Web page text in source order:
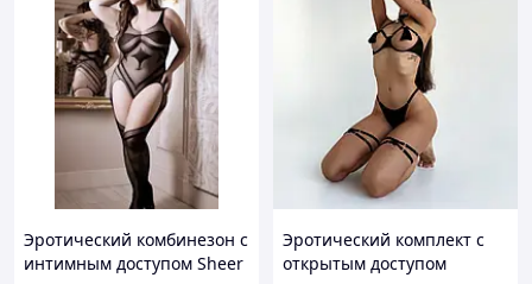
Эротический комбинезон с
интимным доступом Sheer
Эротический комплект с
открытым доступом